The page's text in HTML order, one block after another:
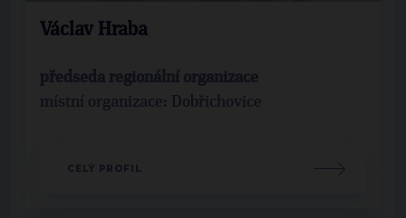
Václav Hraba
předseda regionální organizace
místní organizace: Dobřichovice
CELÝ PROFIL